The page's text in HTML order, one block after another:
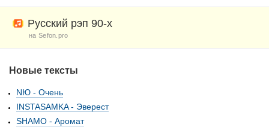
Русский рэп 90-х
на Sefon.pro
Новые тексты
NЮ - Очень
INSTASAMKA - Эверест
SHAMO - Аромат